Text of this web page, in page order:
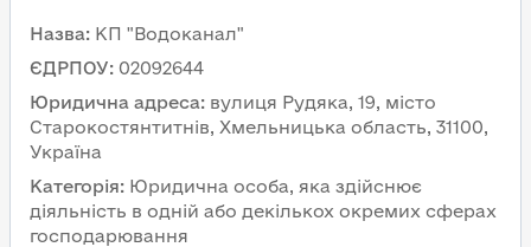
Назва: КП "Водоканал"
ЄДРПОУ: 02092644
Юридична адреса: вулиця Рудяка, 19, місто
Старокостянтитнів, Хмельницька область, 31100,
Україна
Категорія: Юридична особа, яка здійснює
діяльність в одній або декількох окремих сферах
господарювання